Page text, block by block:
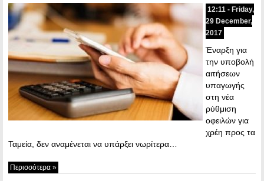
12:11 - Friday,
29 December,
2017
Έναρξη για
την υποβολή
αιτήσεων
υπαγωγής
στη νέα
ρύθμιση
οφειλών για
χρέη προς τα
Ταμεία, δεν αναμένεται να υπάρξει νωρίτερα…
Περισσότερα »